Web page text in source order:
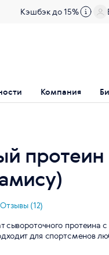
Кэшбэк до 15%
Компания
протеин
Отзывы (12)
сывороточного протеина
для спортсменов